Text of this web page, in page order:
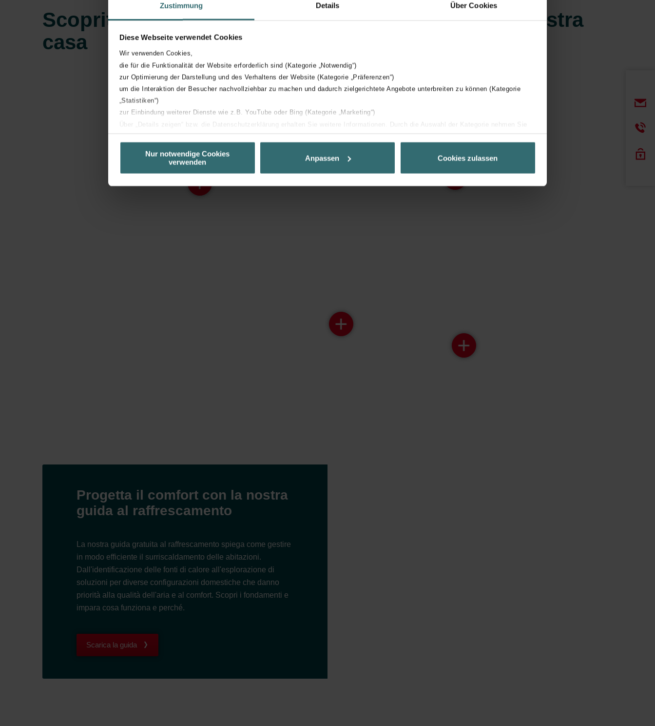
Zustimmung Details Über Cookies
Diese Webseite verwendet Cookies
Wir verwenden Cookies,
die für die Funktionalität der Website erforderlich sind (Kategorie „Notwendig“)
zur Optimierung der Darstellung und des Verhaltens der Website (Kategorie „Präferenzen“)
um die Interaktion der Besucher nachvollziehbar zu machen und dadurch zielgerichtete Angebote unterbreiten zu können (Kategorie
„Statistiken“)
zur Einbindung weiterer Dienste wie z.B. YouTube oder Bing (Kategorie „Marketing“)
Über „Details zeigen“ bzw. die Datenschutzerklärung erhalten Sie weitere Informationen. Durch die Auswahl der Kategorie nehmen Sie
unserer Website verwenden, um Ihnen die bestmögliche Nutzererfahrung zu ermöglichen und Ihnen maßgeschneiderte Informationen
basierend auf Ihren Interessen zur Verfügung zu stellen. Alle Einwilligungen können Sie selbstverständlich über einen Link in der
Datenschutzerklärung widerrufen.
Nur notwendige Cookies
verwenden
Anpassen Cookies zulassen
Scoprite ogni aspetto del surriscaldamento della vostra
casa
Progetta il comfort con la nostra
guida al raffrescamento
La nostra guida gratuita al raffrescamento spiega come gestire
in modo efficiente il surriscaldamento delle abitazioni.
Dall'identificazione delle fonti di calore all'esplorazione di
soluzioni per diverse configurazioni domestiche che danno
priorità alla qualità dell'aria e al comfort. Scopri i fondamenti e
impara cosa funziona e perché.
Scarica la guida